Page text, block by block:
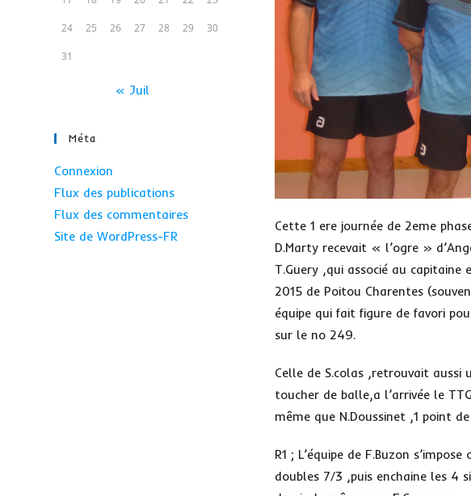
Cette 1 ere journée de 2eme
D.Marty recevait « l’ogre »
T.Guery ,qui associé au
2015 de Poitou Charentes
équipe qui fait figure de favori
sur le no 249.
Celle de S.colas ,retrouvait aussi
toucher de balle,a l’arrivée le
même que N.Doussinet ,1 point
R1 ; L’équipe de F.Buzon
doubles 7/3 ,puis enchaine les 4
24 25 26 27 28 29 30
31
« Juil
Méta
Connexion
Flux des publications
Flux des commentaires
Site de WordPress-FR